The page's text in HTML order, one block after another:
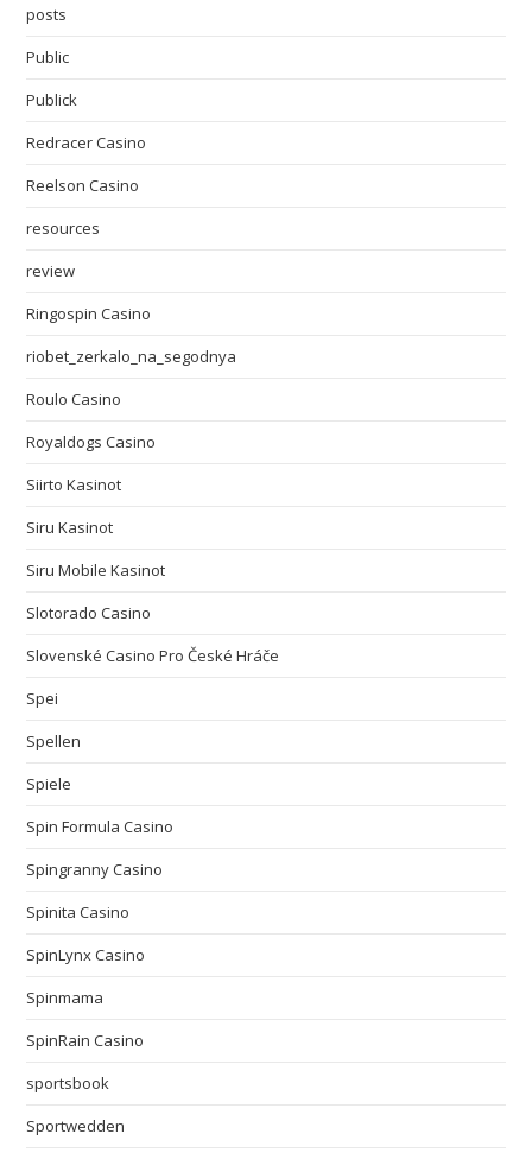
posts
Public
Publick
Redracer Casino
Reelson Casino
resources
review
Ringospin Casino
riobet_zerkalo_na_segodnya
Roulo Casino
Royaldogs Casino
Siirto Kasinot
Siru Kasinot
Siru Mobile Kasinot
Slotorado Casino
Slovenské Casino Pro České Hráče
Spei
Spellen
Spiele
Spin Formula Casino
Spingranny Casino
Spinita Casino
SpinLynx Casino
Spinmama
SpinRain Casino
sportsbook
Sportwedden